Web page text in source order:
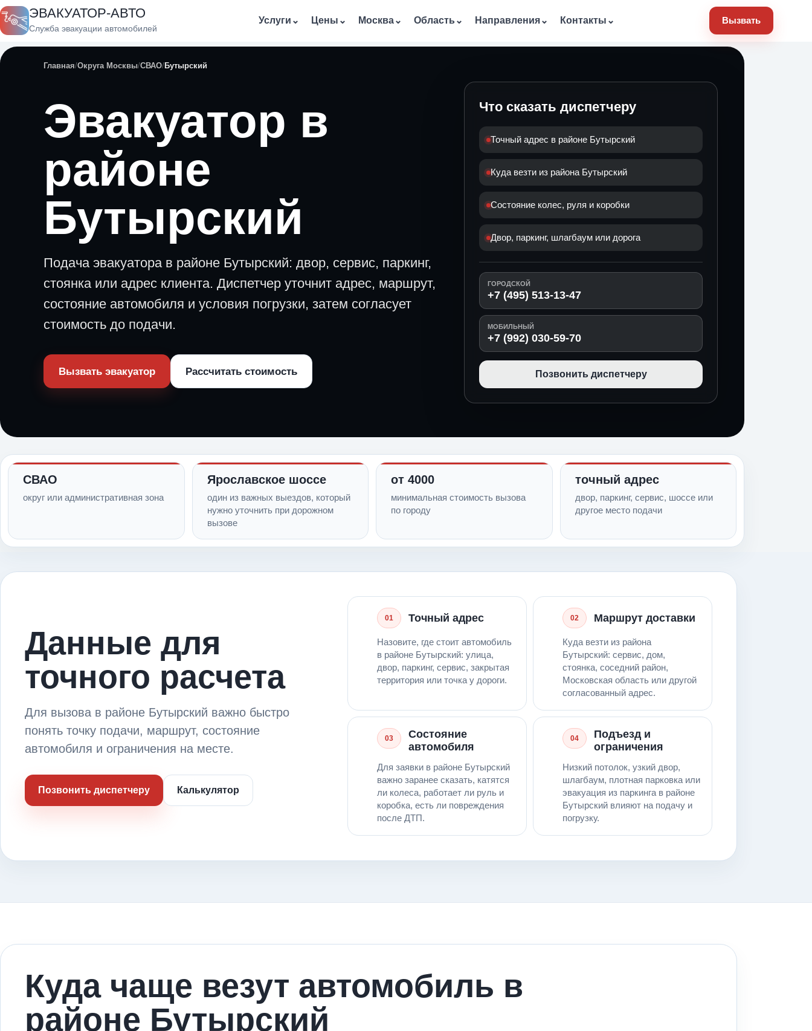
ЭВАКУАТОР-АВТО
Служба эвакуации автомобилей
Услуги ⌄ Цены ⌄ Москва⌄ Область ⌄ Направления⌄ Контакты ⌄ Вызвать
Главная Округа Москвы СВАО Бутырский
Эвакуатор в
районе
Бутырский
Подача эвакуатора в районе Бутырский: двор, сервис, паркинг,
стоянка или адрес клиента. Диспетчер уточнит адрес, маршрут,
состояние автомобиля и условия погрузки, затем согласует
стоимость до подачи.
Вызвать эвакуатор Рассчитать стоимость
Что сказать диспетчеру
Точный адрес в районе Бутырский
Куда везти из района Бутырский
Состояние колес, руля и коробки
Двор, паркинг, шлагбаум или дорога
ГОРОДСКОЙ
+7 (495) 513-13-47
МОБИЛЬНЫЙ
+7 (992) 030-59-70
Позвонить диспетчеру
СВАО
округ или административная зона
Ярославское шоссе
один из важных выездов, который
нужно уточнить при дорожном
вызове
от 4000
минимальная стоимость вызова
по городу
точный адрес
двор, паркинг, сервис, шоссе или
другое место подачи
Данные для
точного расчета
Для вызова в районе Бутырский важно быстро
понять точку подачи, маршрут, состояние
автомобиля и ограничения на месте.
Позвонить диспетчеру Калькулятор
01 Точный адрес
Назовите, где стоит автомобиль
в районе Бутырский: улица,
двор, паркинг, сервис, закрытая
территория или точка у дороги.
02 Маршрут доставки
Куда везти из района
Бутырский: сервис, дом,
стоянка, соседний район,
Московская область или другой
согласованный адрес.
03
Состояние
автомобиля
Для заявки в районе Бутырский
важно заранее сказать, катятся
ли колеса, работает ли руль и
коробка, есть ли повреждения
после ДТП.
04
Подъезд и
ограничения
Низкий потолок, узкий двор,
шлагбаум, плотная парковка или
эвакуация из паркинга в районе
Бутырский влияют на подачу и
погрузку.
Куда чаще везут автомобиль в
районе Бутырский